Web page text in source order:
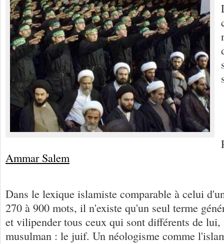
Ammar Salem
Dans le lexique islamiste comparable à celui
270 à 900 mots, il n'existe qu'un seul terme
et vilipender tous ceux qui sont différents de
musulman : le juif. Un néologisme comme